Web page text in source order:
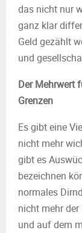
das nicht nur
ganz klar
Geld gezählt
und
Der Mehrwert
Grenzen
Es gibt eine
nicht mehr
gibt es
bezeichnen
normales
nicht mehr
und auf dem